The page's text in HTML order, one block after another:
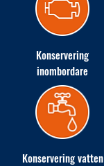
Konservering
inombordare
Konservering vatten